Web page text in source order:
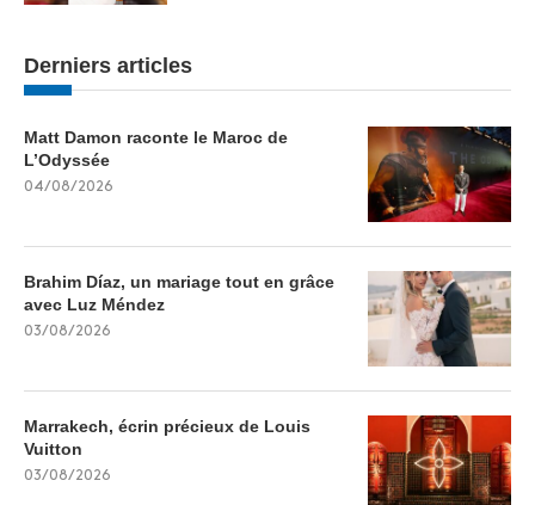
Derniers articles
Matt Damon raconte le Maroc de
L’Odyssée
04/08/2026
Brahim Díaz, un mariage tout en grâce
avec Luz Méndez
03/08/2026
Marrakech, écrin précieux de Louis
Vuitton
03/08/2026